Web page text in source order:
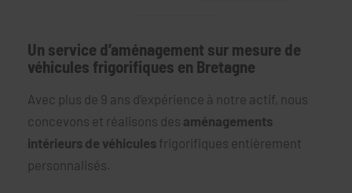
Un service d’aménagement sur mesure de
véhicules frigorifiques en Bretagne
Avec plus de 9 ans d’expérience à notre actif, nous
concevons et réalisons des aménagements
intérieurs de véhicules frigorifiques entièrement
personnalisés.